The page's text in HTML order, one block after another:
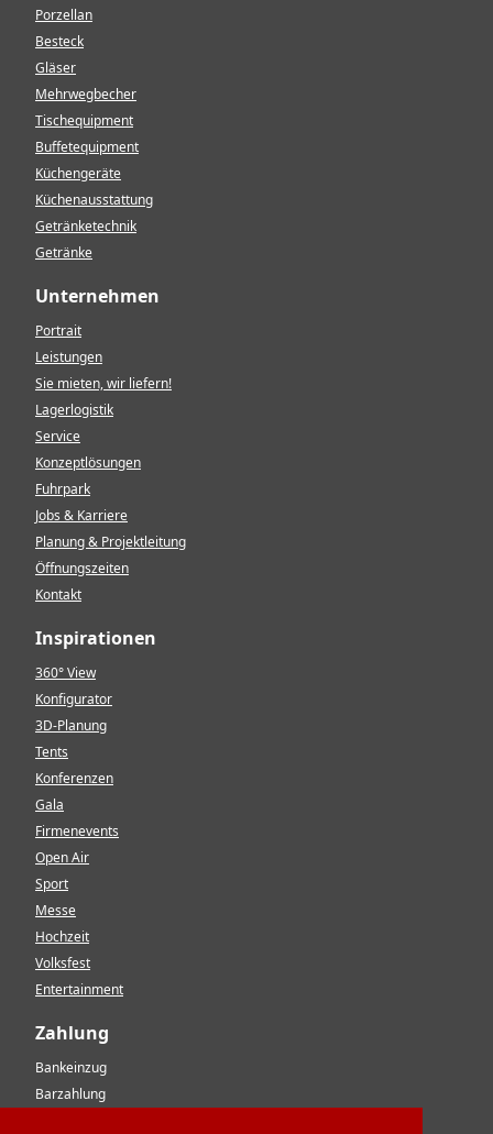
Porzellan
Besteck
Gläser
Mehrwegbecher
Tischequipment
Buffetequipment
Küchengeräte
Küchenausstattung
Getränketechnik
Getränke
Unternehmen
Portrait
Leistungen
Sie mieten, wir liefern!
Lagerlogistik
Service
Konzeptlösungen
Fuhrpark
Jobs & Karriere
Planung & Projektleitung
Öffnungszeiten
Kontakt
Inspirationen
360° View
Konfigurator
3D-Planung
Tents
Konferenzen
Gala
Firmenevents
Open Air
Sport
Messe
Hochzeit
Volksfest
Entertainment
Zahlung
Bankeinzug
Barzahlung